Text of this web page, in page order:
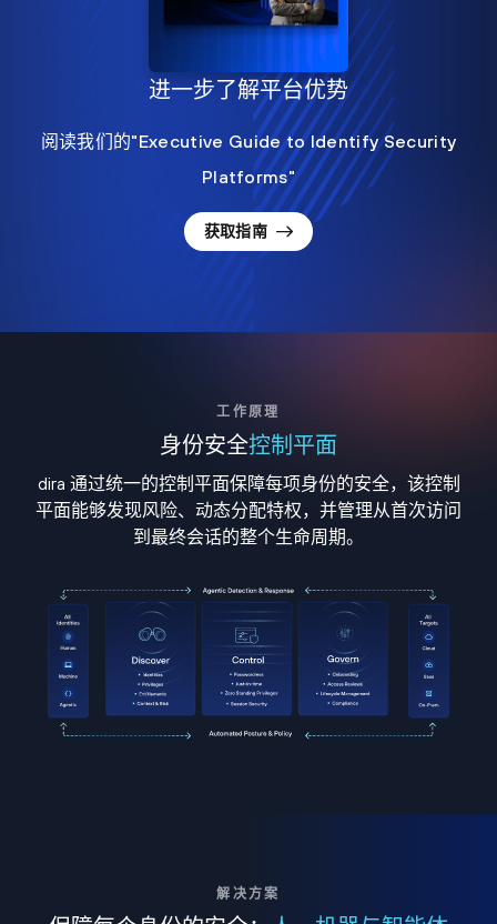
进一步了解平台优势
阅读我们的"Executive Guide to Identify Security
Platforms"
获取指南
工作原理
身份安全控制平面
dira 通过统一的控制平面保障每项身份的安全，该控制
平面能够发现风险、动态分配特权，并管理从首次访问
到最终会话的整个生命周期。
解决方案